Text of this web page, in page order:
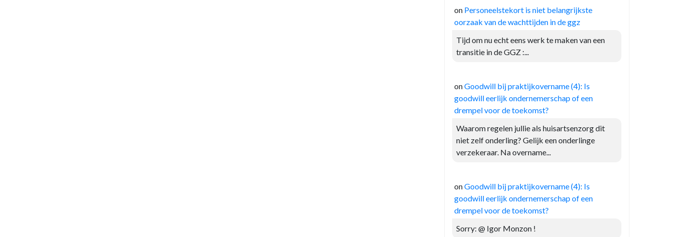
on Personeelstekort is niet belangrijkste
oorzaak van de wachttijden in de ggz
Tijd om nu echt eens werk te maken van een
transitie in de GGZ :...
onGoodwill bij praktijkovername (4): Is
goodwill eerlijk ondernemerschap of een
drempel voor de toekomst?
Waarom regelen jullie als huisartsenzorg dit
niet zelf onderling? Gelijk een onderlinge
verzekeraar. Na overname...
onGoodwill bij praktijkovername (4): Is
goodwill eerlijk ondernemerschap of een
drempel voor de toekomst?
Sorry: @ Igor Monzon !